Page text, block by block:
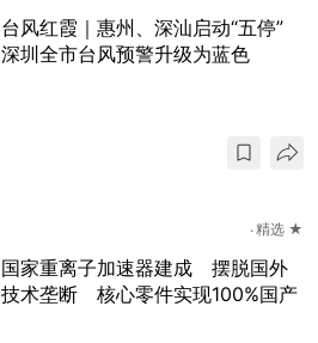
台风红霞｜惠州、深汕启动“五停”
深圳全市台风预警升级为蓝色
精选 ★
国家重离子加速器建成 摆脱国外
技术垄断 核心零件实现100%国产